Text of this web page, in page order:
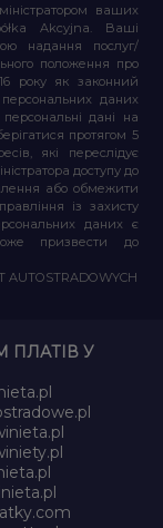
ваших
Akcyjna. Ваші
надання послуг/
положення про
року як законний
даних
дані на
протягом 5
які переслідує
доступу до
або обмежити
із захисту
даних є
призвести до
AUTOSTRADOWYCH
ПЛАТІВ У